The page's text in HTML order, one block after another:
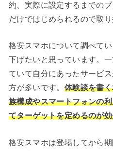
約、実際に設定するまでの
だけではじめられるので取
格安スマホについて調べて
下げたいと思っています。
ていて自分にあったサービ
方が多いです。 体験談を書
族構成やスマートフォンの
てターゲットを定めるのが
格安スマホは登場してから